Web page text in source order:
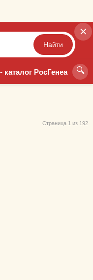
РосГенеа 🔍
✕
Найти
Страница 1 из 192